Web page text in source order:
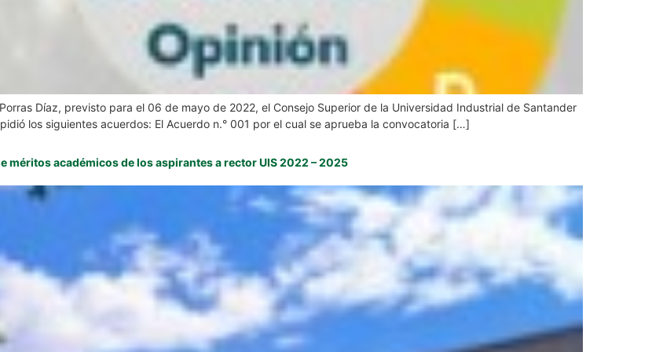
Díaz, previsto para el 06 de mayo de 2022, el Consejo Superior de la Universidad Industrial de Santander
los siguientes acuerdos: El Acuerdo n.° 001 por el cual se aprueba la convocatoria […]
académicos de los aspirantes a rector UIS 2022 – 2025